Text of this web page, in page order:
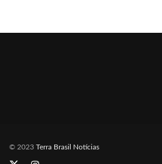
© 2023 Terra Brasil Notícias